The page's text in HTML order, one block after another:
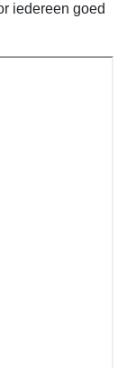
iedereen goed